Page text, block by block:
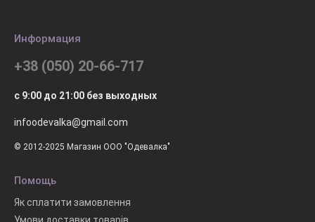
Информация
+38 (050) 20-66-717
с 9:00 до 21:00 без выходных
infoodevalka@gmail.com
© 2012-2025 Магазин ООО "Одевалка"
Помощь
Як сплатити замовлення